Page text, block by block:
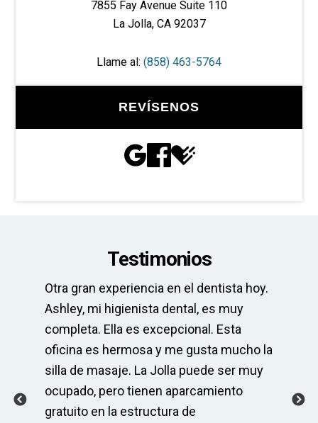
7855 Fay Avenue Suite 110
La Jolla, CA 92037
Llame al: (858) 463-5764
REVÍSENOS
Testimonios
Otra gran experiencia en el dentista hoy.
Ashley, mi higienista dental, es muy
completa. Ella es excepcional. Esta
oficina es hermosa y me gusta mucho la
silla de masaje. La Jolla puede ser muy
ocupado, pero tienen aparcamiento
gratuito en la estructura de